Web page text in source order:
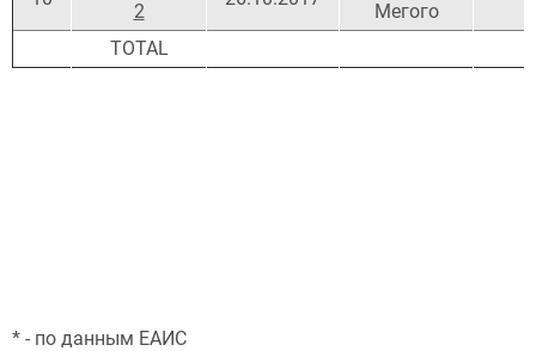
2 Мегого
ТОТАL
* - по данным ЕАИС